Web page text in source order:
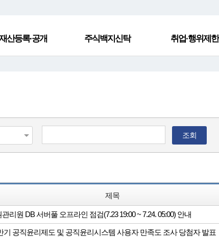
산등록·공개 주식백지신탁 취업·행위제한
조회
제목
리원 DB 서버풀 오프라인 점검(7.23 19:00 ~ 7.24. 05:00) 안내
기 공직윤리제도 및 공직윤리시스템 사용자 만족도 조사 당첨자 발표